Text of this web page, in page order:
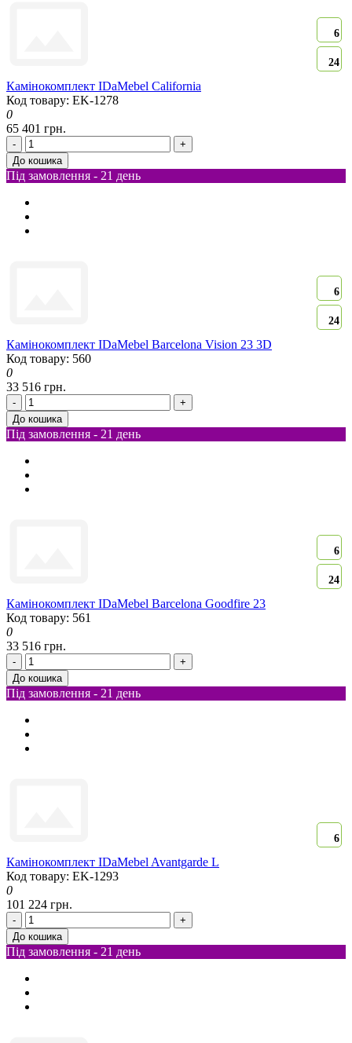
6
24
Камінокомплект IDaMebel California
Код товару: EK-1278
0
65 401 грн.
-
+
До кошика
Під замовлення - 21 день
6
24
Камінокомплект IDaMebel Barcelona Vision 23 3D
Код товару: 560
0
33 516 грн.
-
+
До кошика
Під замовлення - 21 день
6
24
Камінокомплект IDaMebel Barcelona Goodfire 23
Код товару: 561
0
33 516 грн.
-
+
До кошика
Під замовлення - 21 день
6
Камінокомплект IDaMebel Avantgarde L
Код товару: EK-1293
0
101 224 грн.
-
+
До кошика
Під замовлення - 21 день